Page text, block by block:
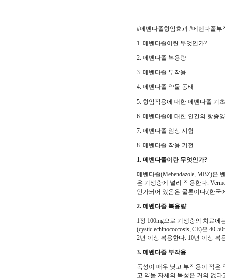
#메벤다졸항암효과 #메벤다졸부
1. 메벤다졸이란 무엇인가?
2. 메벤다졸 복용량
3. 메벤다졸 부작용
4. 메벤다졸 약물 동태
5. 항암작용에 대한 메벤다졸 기
6. 메벤다졸에 대한 인간의 항종
7. 메벤다졸 임상 시험
8. 메벤다졸 작용 기전
1. 메벤다졸이란 무엇인가?
메벤다졸(Mebendazole, MBZ)은
은 기생충에 널리 작용한다.
인가되어 있음은 물론이다.(한국
2. 메벤다졸 복용량
1정 100mg으로 기생충의 치료
(cystic echinococcosis, CE)은 40-
2년 이상 복용한다. 10년 이상
3. 메벤다졸 부작용
독성이 매우 낮고 부작용이 적은
고 약물 자체의 독성은 거의 없